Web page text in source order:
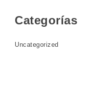
Categorías
Uncategorized